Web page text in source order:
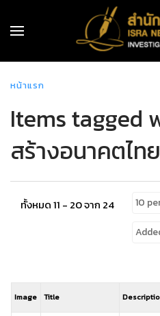
หน้าแรก
Items tagged
สร้างอนาคตไทย
ทั้งหมด 11 - 20 จาก 24
Image Title